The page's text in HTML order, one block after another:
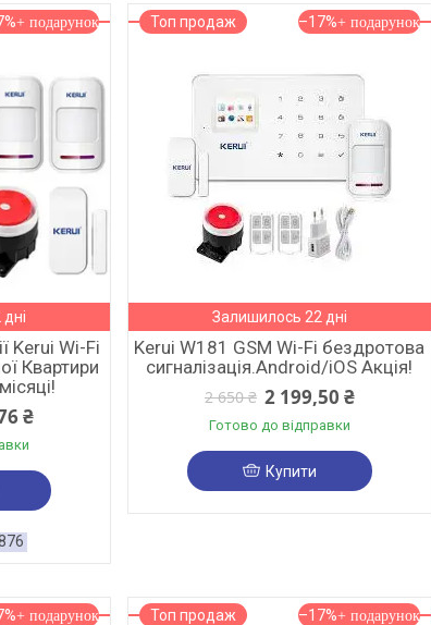
Kerui Wi-Fi
Квартири
₴
Топ продаж –17%
Залишилось 22 дні
Kerui W181 GSM Wi-Fi бездротова
сигналізація.Android/iOS Акція!
2 650 ₴ 2 199,50 ₴
Готово до відправки
Купити
Топ продаж –17%